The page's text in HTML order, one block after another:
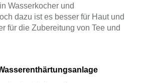
Wasserkocher und
dazu ist es besser für Haut und
für die Zubereitung von Tee und